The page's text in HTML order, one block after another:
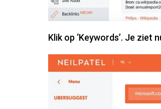
Klik op ‘Keywords’. Je